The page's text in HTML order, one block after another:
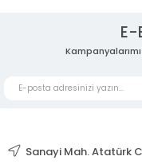
E-
Sanayi Mah. Atatürk